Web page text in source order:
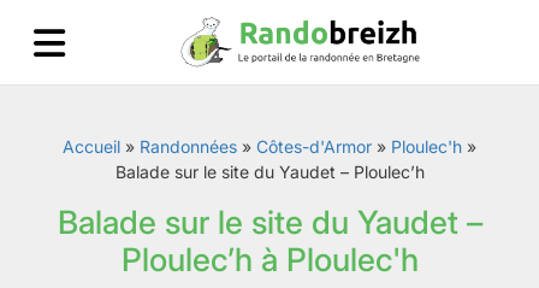
Accueil » Randonnées » Côtes-d'Armor » Ploulec'h »
Balade sur le site du Yaudet – Ploulec’h
Balade sur le site du Yaudet –
Ploulec’h à Ploulec'h